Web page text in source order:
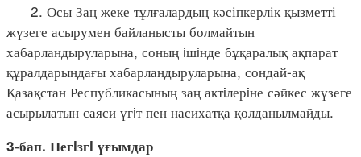
2. Осы Заң жеке тұлғалардың кәсіпкерлік қызметті
жүзеге асырумен байланысты болмайтын
хабарландыруларына, соның iшiнде бұқаралық ақпарат
құралдарындағы хабарландыруларына, сондай-ақ
Қазақстан Республикасының заң актiлерiне сәйкес жүзеге
асырылатын саяси үгiт пен насихатқа қолданылмайды.
3-бап. Негiзгi ұғымдар